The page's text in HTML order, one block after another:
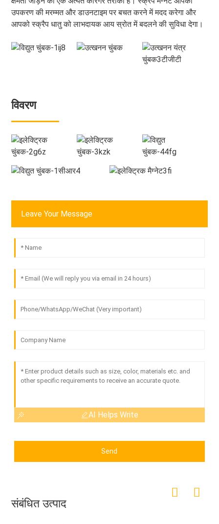
उपकरण की मरम्मत और डाउनटाइम पर बचत करने में मदद करेगा और
आपको स्क्रैप धातु को लाभदायक आय स्रोत में बदलने की सुविधा देगा।
विवरण
Leave Your Message
AI Helps Write
Send
संबंधित उत्पाद